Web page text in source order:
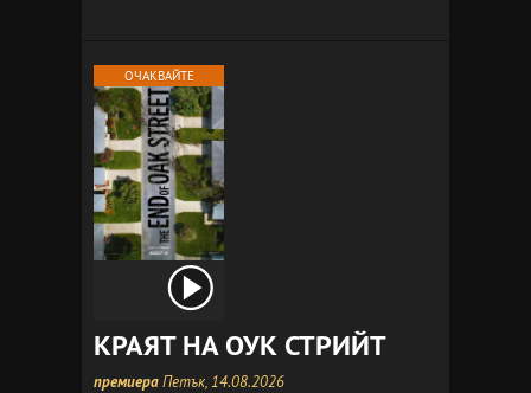
ОЧАКВАЙТЕ
КРАЯТ НА ОУК СТРИЙТ
премиераПетък, 14.08.2026